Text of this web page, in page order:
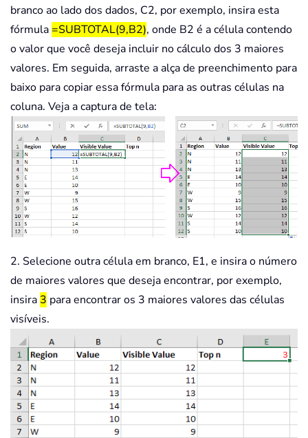
branco ao lado dos dados, C2, por exemplo, insira esta
fórmula =SUBTOTAL(9,B2), onde B2 é a célula contendo
o valor que você deseja incluir no cálculo dos 3 maiores
valores. Em seguida, arraste a alça de preenchimento para
baixo para copiar essa fórmula para as outras células na
coluna. Veja a captura de tela:
2. Selecione outra célula em branco, E1, e insira o número
de maiores valores que deseja encontrar, por exemplo,
insira 3 para encontrar os 3 maiores valores das células
visíveis.